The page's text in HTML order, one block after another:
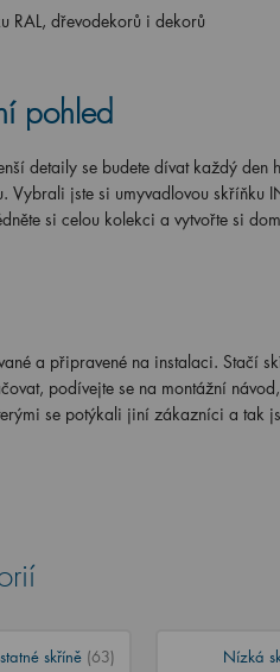
RAL, dřevodekorů i dekorů
pohled
detaily se budete dívat každý
Vybrali jste si umyvadlovou skříňku
si celou kolekci a vytvořte si
a připravené na instalaci. Stačí
podívejte se na montážní
se potýkali jiní zákazníci a tak
skříně (63) Nízká